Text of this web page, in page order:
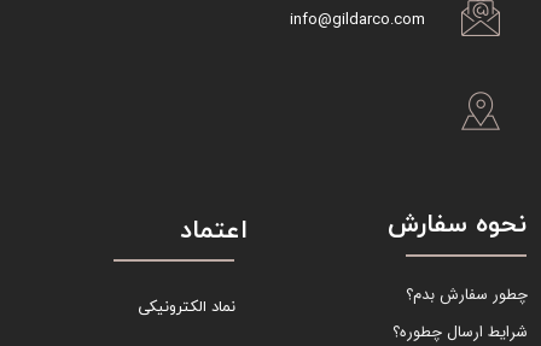
info@gildarco.com
نحوه سفارش
چطور سفارش بدم؟
شرایط ارسال چطوره؟
اعتماد
نماد الکترونیکی